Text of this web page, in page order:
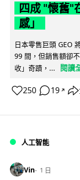
四成 "懷舊"
感」
日本零售巨頭 GEO
99 間，但銷售額卻
收」奇蹟，...
閱讀
250 19 ↗
人工智能
Vin 1 日